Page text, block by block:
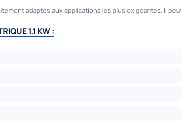
adaptés aux applications les plus exigeantes. Il
1.1 KW :